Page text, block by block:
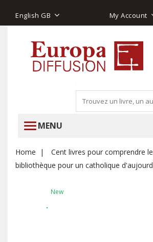
English GB My Account
MENU
Home
Cent livres pour comprendre
bibliothèque pour un catholique
New